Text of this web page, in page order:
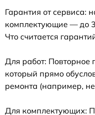
Гарантия от сервиса:
комплектующие — до
Что считается
Для работ: Повторное
который прямо
ремонта (например,
Для комплектующих: